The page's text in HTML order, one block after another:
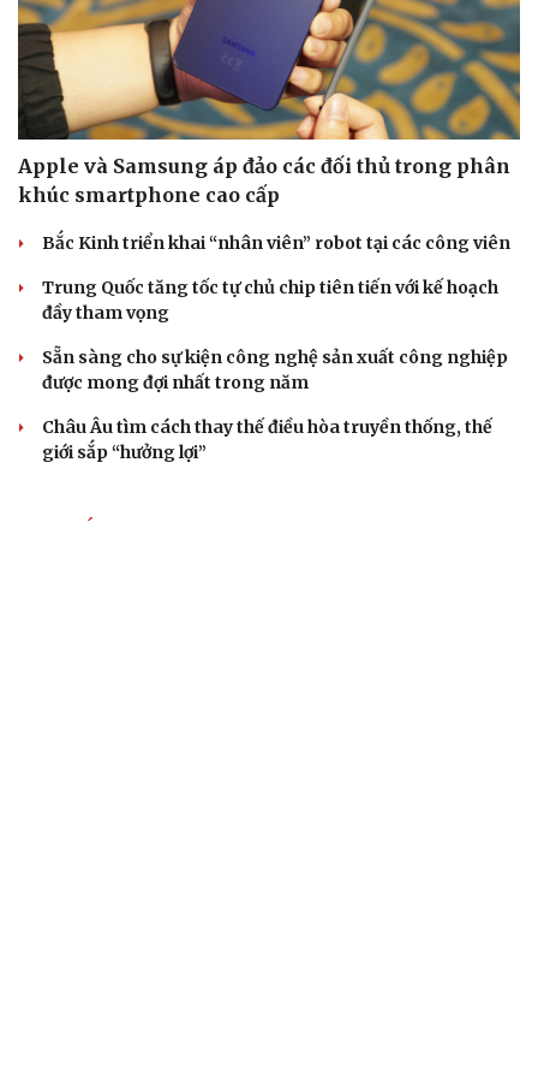
Apple và Samsung áp đảo các đối thủ trong phân
khúc smartphone cao cấp
Bắc Kinh triển khai “nhân viên” robot tại các công viên
Trung Quốc tăng tốc tự chủ chip tiên tiến với kế hoạch
đầy tham vọng
Sẵn sàng cho sự kiện công nghệ sản xuất công nghiệp
được mong đợi nhất trong năm
Châu Âu tìm cách thay thế điều hòa truyền thống, thế
giới sắp “hưởng lợi”